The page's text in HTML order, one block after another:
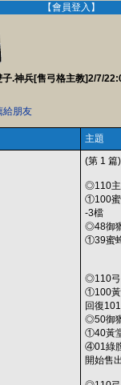
【會員登入】
子.神兵[售弓格主教]2/7/
給朋友
主題
(第 1 篇)
◎110主
①100蜜
-3檔
◎48御
①39蜜
※ 開
◎110弓
①100黃
回復101
◎50御
①40黃
④01綠
開始售